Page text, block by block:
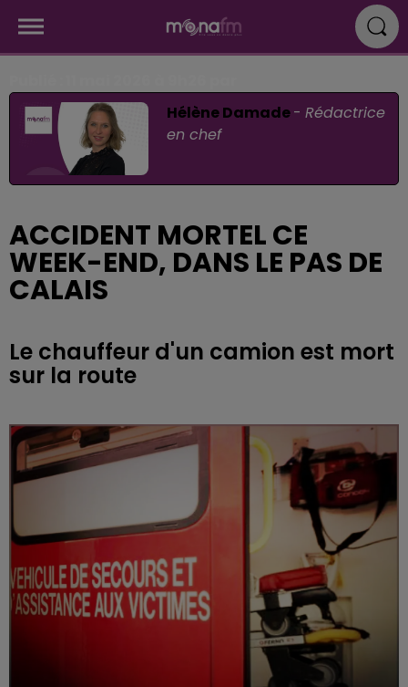
Hélène Damade-Rédactrice
en chef
ACCIDENT MORTEL CE
WEEK-END, DANS LE PAS DE
CALAIS
Le chauffeur d'un camion est mort
sur la route